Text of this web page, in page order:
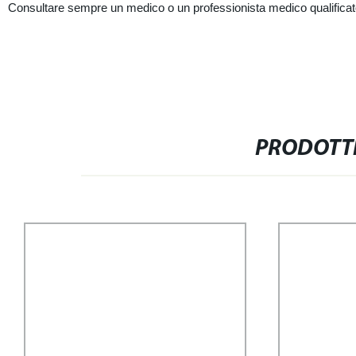
Consultare sempre un medico o un professionista medico